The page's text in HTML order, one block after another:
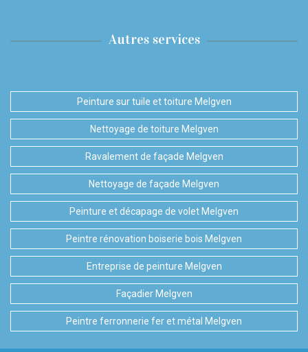
Autres services
Peinture sur tuile et toiture Melgven
Nettoyage de toiture Melgven
Ravalement de façade Melgven
Nettoyage de façade Melgven
Peinture et décapage de volet Melgven
Peintre rénovation boiserie bois Melgven
Entreprise de peinture Melgven
Façadier Melgven
Peintre ferronnerie fer et métal Melgven